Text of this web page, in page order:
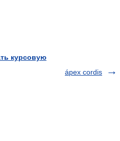
курсовую
ápex cordis